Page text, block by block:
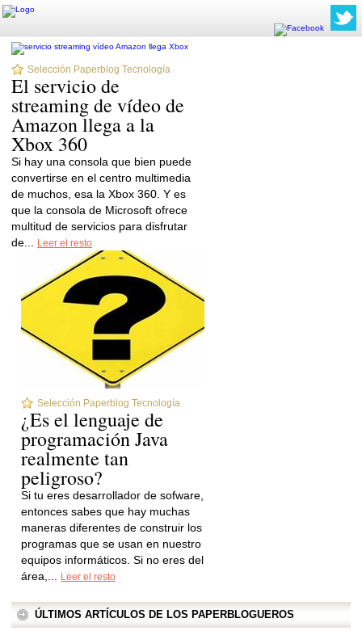
Selección Paperblog Tecnología
El servicio de
streaming de vídeo de
Amazon llega a la
Xbox 360
Si hay una consola que bien puede
convertirse en el centro multimedia
de muchos, esa la Xbox 360. Y es
que la consola de Microsoft ofrece
multitud de servicios para disfrutar
de...
Leer el resto
Selección Paperblog Tecnología
¿Es el lenguaje de
programación Java
realmente tan
peligroso?
Si tu eres desarrollador de sofware,
entonces sabes que hay muchas
maneras diferentes de construir los
programas que se usan en nuestro
equipos informáticos. Si no eres del
área,...
Leer el resto
ÚLTIMOS ARTÍCULOS DE LOS PAPERBLOGUEROS